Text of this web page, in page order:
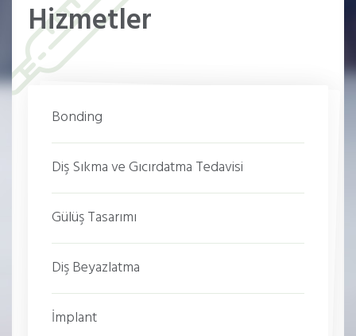
Hizmetler
Bonding
Diş Sıkma ve Gıcırdatma Tedavisi
Gülüş Tasarımı
Diş Beyazlatma
İmplant